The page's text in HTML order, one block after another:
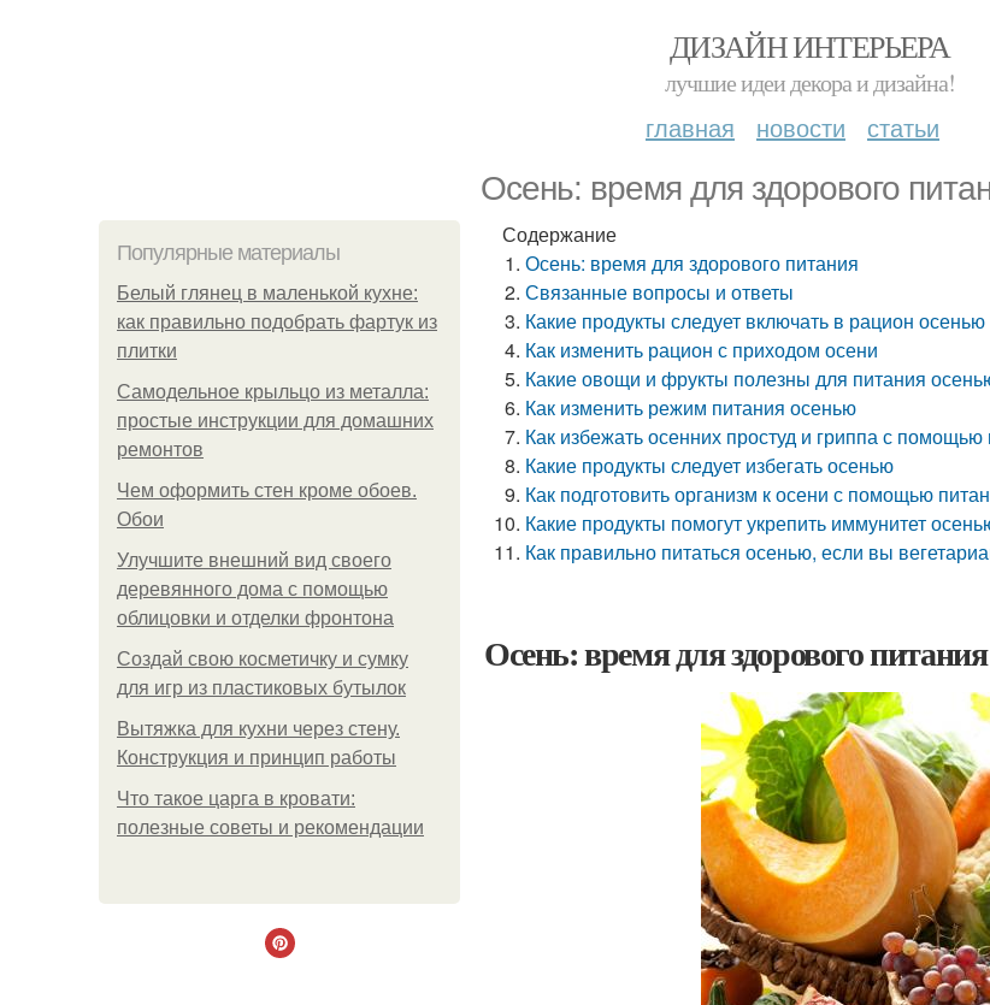
ДИЗАЙН ИНТЕРЬЕРА
лучшие идеи декора и дизайна!
главная новости статьи
Осень: время для здорового
Популярные материалы
Белый глянец в маленькой кухне:
как правильно подобрать фартук из
плитки
Самодельное крыльцо из металла:
простые инструкции для домашних
ремонтов
Чем оформить стен кроме обоев.
Обои
Улучшите внешний вид своего
деревянного дома с помощью
облицовки и отделки фронтона
Создай свою косметичку и сумку
для игр из пластиковых бутылок
Вытяжка для кухни через стену.
Конструкция и принцип работы
Что такое царга в кровати:
полезные советы и рекомендации
Содержание
Осень: время для здорового питания
Связанные вопросы и ответы
Какие продукты следует включать в рацион осенью
Как изменить рацион с приходом осени
Какие овощи и фрукты полезны для питания
Как изменить режим питания осенью
Как избежать осенних простуд и гриппа с помощью
Какие продукты следует избегать осенью
Как подготовить организм к осени с помощью
Какие продукты помогут укрепить иммунитет
Как правильно питаться осенью, если вы
Осень: время для здорового питания